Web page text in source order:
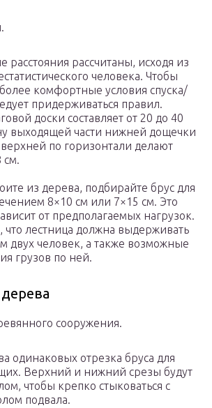
расстояния рассчитаны, исходя из
человека. Чтобы
комфортные условия спуска/
придерживаться правил.
доски составляет от 20 до 40
выходящей части нижней дощечки
по горизонтали делают
см.
из дерева, подбирайте брус для
8×10 см или 7×15 см. Это
от предполагаемых нагрузок.
что лестница должна выдерживать
двух человек, а также возможные
грузов по ней.
сооружения.
одинаковых отрезка бруса для
Верхний и нижний срезы будут
чтобы крепко стыковаться с
подвала.